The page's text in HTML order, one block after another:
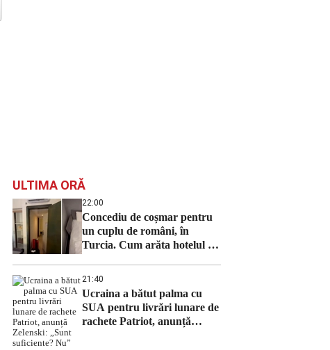
ULTIMA ORĂ
22:00
Concediu de coșmar pentru
un cuplu de români, în
Turcia. Cum arăta hotelul de
21:40
Ucraina a bătut palma cu
SUA pentru livrări lunare de
rachete Patriot, anunță